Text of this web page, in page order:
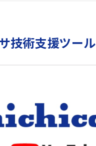
技術支援ツール